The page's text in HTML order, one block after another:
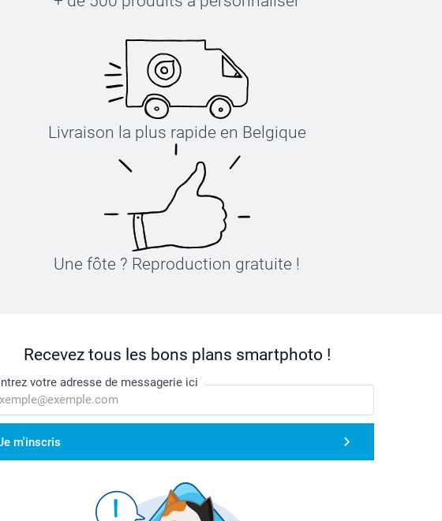
Livraison la plus rapide en Belgique
Une fôte ? Reproduction gratuite !
Recevez tous les bons plans smartphoto !
votre adresse de messagerie ici
m'inscris